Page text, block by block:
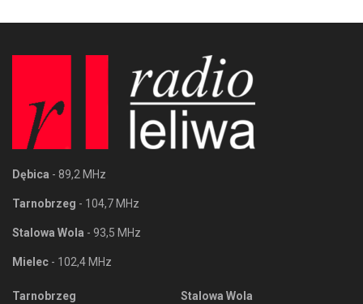
Dębica - 89,2 MHz
Tarnobrzeg - 104,7 MHz
Stalowa Wola - 93,5 MHz
Mielec - 102,4 MHz
Tarnobrzeg Stalowa Wola